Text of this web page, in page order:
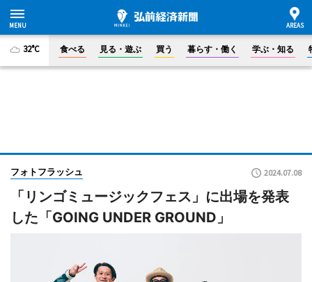
32°C 食べる 見る・遊ぶ 買う 暮らす・働く 学ぶ・知る
フォトフラッシュ 2024.07.08
「リンゴミュージックフェス」に出場を発表
した「GOING UNDER GROUND」